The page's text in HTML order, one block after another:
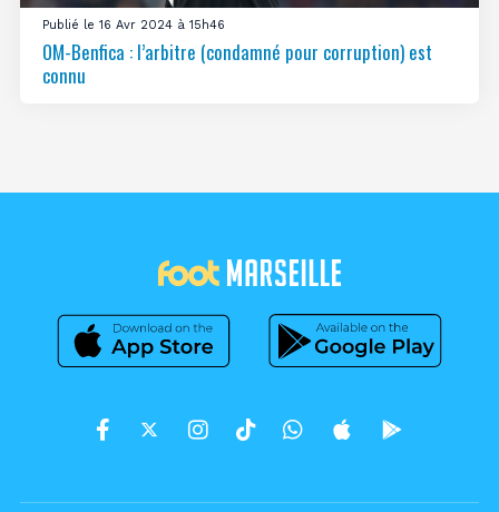
Publié le 16 Avr 2024 à 15h46
OM-Benfica : l’arbitre (condamné pour corruption) est
connu